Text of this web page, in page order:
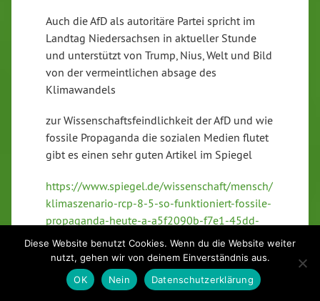
Auch die AfD als autoritäre Partei spricht im
Landtag Niedersachsen in aktueller Stunde
und unterstützt von Trump, Nius, Welt und Bild
von der vermeintlichen absage des
Klimawandels
zur Wissenschaftsfeindlichkeit der AfD und wie
fossile Propaganda die sozialen Medien flutet
gibt es einen sehr guten Artikel im Spiegel
https://www.spiegel.de/wissenschaft/mensch/
klimaszenario-rcp-8-5-so-funktioniert-fossile-
propaganda-heute-a-a5f2090b-f7e1-45dd-
8f79-0138c430159d?sara_ref=re-so-app-sh
Und bei Tagesschau
Diese Website benutzt Cookies. Wenn du die Website weiter
nutzt, gehen wir von deinem Einverständnis aus.
OK
Nein Datenschutzerklärung